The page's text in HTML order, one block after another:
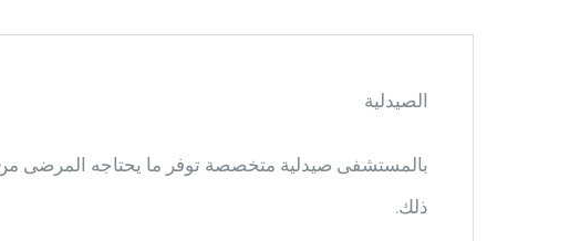
الصيدلية
بالمستشفى صيدلية متخصصة توفر ما يحتاجه المرضى من
ذلك.